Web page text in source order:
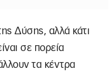
Δύσης, αλλά κάτι
σε πορεία
τα κέντρα